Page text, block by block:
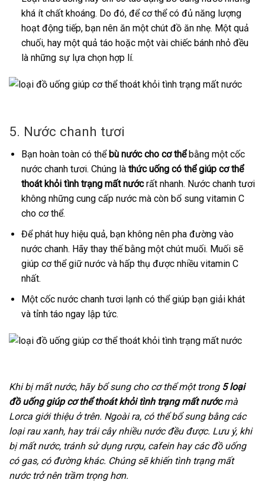
khá ít chất khoáng. Do đó, để cơ thể có đủ năng lượng
hoạt động tiếp, bạn nên ăn một chút đồ ăn nhẹ. Một quả
chuối, hay một quả táo hoặc một vài chiếc bánh nhỏ đều
là những sự lựa chọn hợp lí.
5. Nước chanh tươi
Bạn hoàn toàn có thể bù nước cho cơ thểbằng một cốc
nước chanh tươi. Chúng là thức uống có thể giúp cơ thể
thoát khỏi tình trạng mất nướcrất nhanh. Nước chanh tươi
không những cung cấp nước mà còn bổ sung vitamin C
cho cơ thể.
Để phát huy hiệu quả, bạn không nên pha đường vào
nước chanh. Hãy thay thế bằng một chút muối. Muối sẽ
giúp cơ thể giữ nước và hấp thụ được nhiều vitamin C
nhất.
Một cốc nước chanh tươi lạnh có thể giúp bạn giải khát
và tỉnh táo ngay lập tức.
Khi bị mất nước, hãy bổ sung cho cơ thể một trong 5 loại
đồ uống giúp cơ thể thoát khỏi tình trạng mất nướcmà
Lorca giới thiệu ở trên. Ngoài ra, có thể bổ sung bằng các
loại rau xanh, hay trái cây nhiều nước đều được. Lưu ý, khi
bị mất nước, tránh sử dụng rượu, cafein hay các đồ uống
có gas, có đường khác. Chúng sẽ khiến tình trạng mất
nước trở nên trầm trọng hơn.